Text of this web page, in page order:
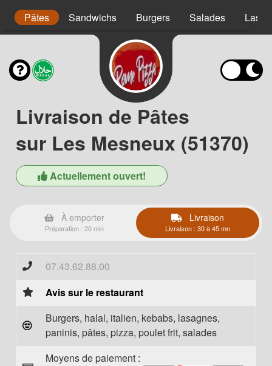
Pâtes Sandwichs Burgers Salades
Livraison de Pâtes
sur Les Mesneux (51370)
Actuellement ouvert!
À emporter
Préparation : 20 min
Livraison
Livraison : 30 à 45 mn
07.43.62.88.00
Avis sur le restaurant
Burgers, halal, italien, kebabs, lasagnes,
paninis, pâtes, pizza, poulet frit, salades
Moyens de paiement :